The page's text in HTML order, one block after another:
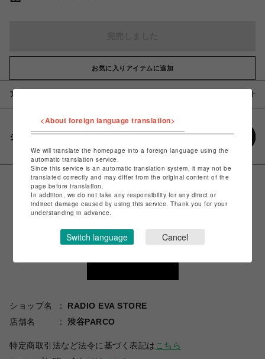
お気に入りアイテムに追加
アイテム説明 / 素材
シェアする
ショップ名
RADIO EVA STORE
店舗名
渋谷PARCO
特定商取引法など法令に基づく表記は こちら
<About foreign language translation>
We will translate the homepage into a foreign language using the
automatic translation service.
Since this service is an automatic translation system, it may not be
translated correctly and may differ from the original content of the
page before translation.
In addition, we do not take any responsibility for any direct or
indirect damage caused by using this service. Thank you for your
understanding in advance.
Switch language Cancel